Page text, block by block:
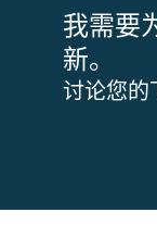
我需要
新。
讨论您的